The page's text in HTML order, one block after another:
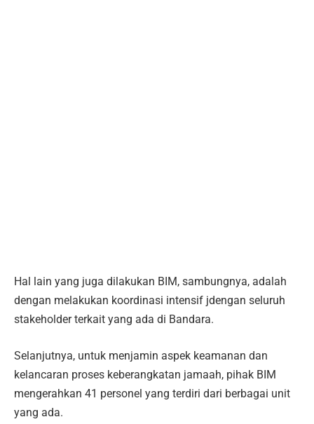
Hal lain yang juga dilakukan BIM, sambungnya, adalah
dengan melakukan koordinasi intensif jdengan seluruh
stakeholder terkait yang ada di Bandara.
Selanjutnya, untuk menjamin aspek keamanan dan
kelancaran proses keberangkatan jamaah, pihak BIM
mengerahkan 41 personel yang terdiri dari berbagai unit
yang ada.